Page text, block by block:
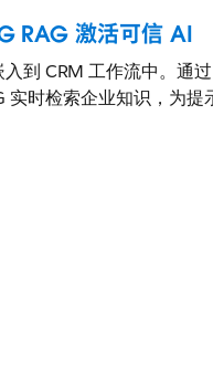
RAG 激活可信 AI
到 CRM 工作流中。通
实时检索企业知识，为提